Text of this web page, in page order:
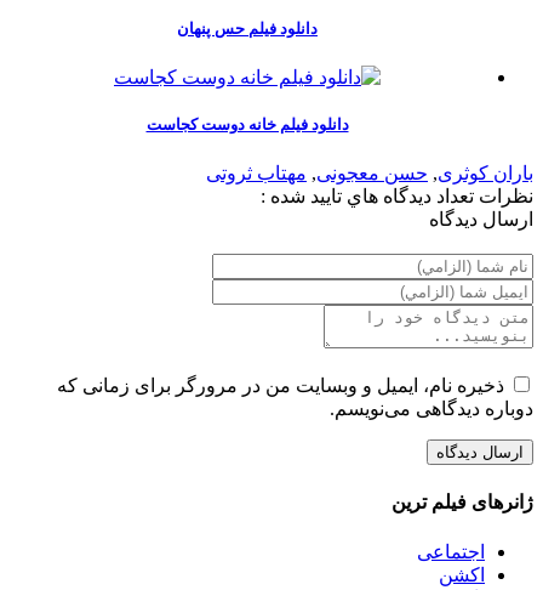
دانلود فیلم حس پنهان
دانلود فیلم خانه دوست کجاست
باران کوثری, حسن معجونی, مهتاب ثروتی
نظرات تعداد ديدگاه هاي تاييد شده :
ارسال ديدگاه
ذخیره نام، ایمیل و وبسایت من در مرورگر برای زمانی که
دوباره دیدگاهی می‌نویسم.
ژانرهای فیلم ترین
اجتماعی
اکشن